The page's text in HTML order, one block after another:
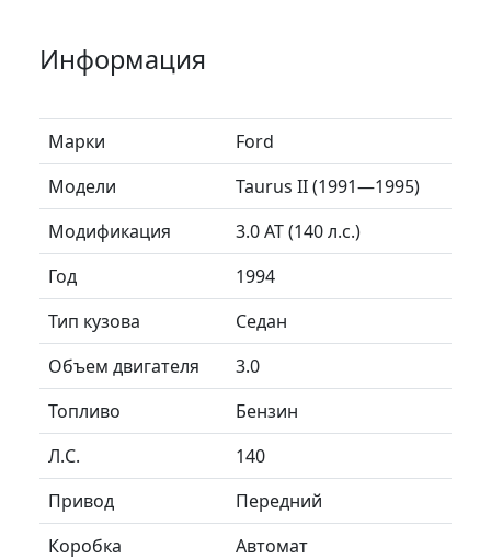
Информация
Марки
Ford
Модели
Taurus II (1991—1995)
Модификация
3.0 AT (140 л.с.)
Год
1994
Тип кузова
Седан
Объем двигателя
3.0
Топливо
Бензин
Л.C.
140
Привод
Передний
Коробка
Автомат